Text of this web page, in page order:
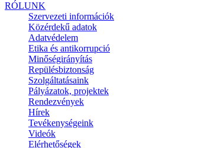
RÓLUNK
Szervezeti információk
Közérdekű adatok
Adatvédelem
Etika és antikorrupció
Minőségirányítás
Repülésbiztonság
Szolgáltatásaink
Pályázatok, projektek
Rendezvények
Hírek
Tevékenységeink
Videók
Elérhetőségek